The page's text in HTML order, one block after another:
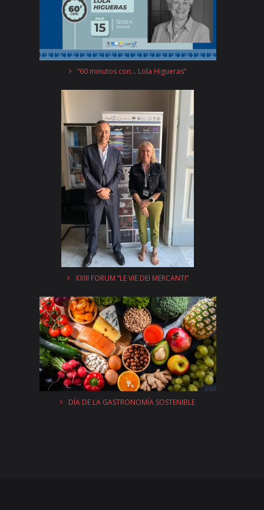
“60 minutos con… Lola Higueras”
XXIII FORUM “LE VIE DEI MERCANTI”
DÍA DE LA GASTRONOMÍA SOSTENIBLE